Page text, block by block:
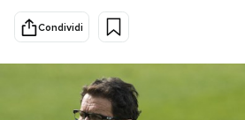
Scienza
Cultura
Economia
Sport
Condividi